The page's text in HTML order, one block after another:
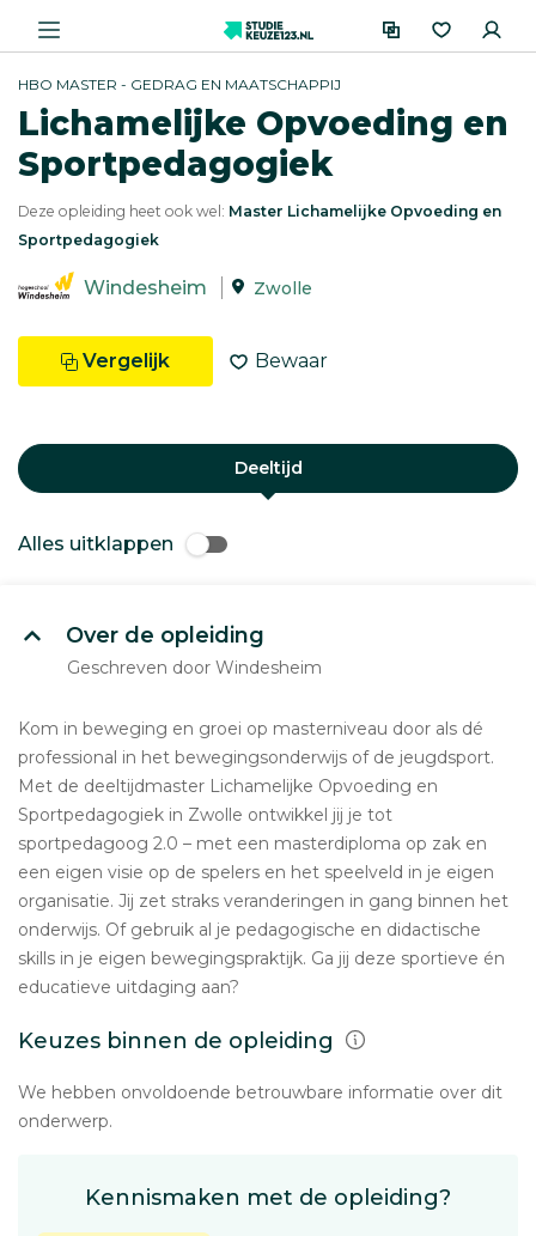
HBO MASTER - GEDRAG EN MAATSCHAPPIJ
Lichamelijke Opvoeding en
Sportpedagogiek
Deze opleiding heet ook wel: Master Lichamelijke Opvoeding en
Sportpedagogiek
Windesheim Zwolle
Vergelijk Bewaar
Deeltijd
Alles uitklappen
Over de opleiding
Geschreven door Windesheim
Kom in beweging en groei op masterniveau door als dé
professional in het bewegingsonderwijs of de jeugdsport.
Met de deeltijdmaster Lichamelijke Opvoeding en
Sportpedagogiek in Zwolle ontwikkel jij je tot
sportpedagoog 2.0 – met een masterdiploma op zak en
een eigen visie op de spelers en het speelveld in je eigen
organisatie. Jij zet straks veranderingen in gang binnen het
onderwijs. Of gebruik al je pedagogische en didactische
skills in je eigen bewegingspraktijk. Ga jij deze sportieve én
educatieve uitdaging aan?
Keuzes binnen de opleiding
We hebben onvoldoende betrouwbare informatie over dit
onderwerp.
Kennismaken met de opleiding?